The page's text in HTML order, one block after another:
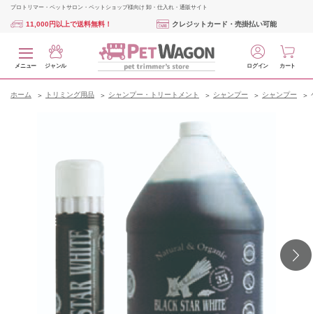
プロトリマー・ペットサロン・ペットショップ様向け 卸・仕入れ・通販サイト
11,000円以上で送料無料！ クレジットカード・売掛払い可能
メニュー ジャンル ログイン カート
ホーム トリミング用品 シャンプー・トリートメント シャンプー シャンプー